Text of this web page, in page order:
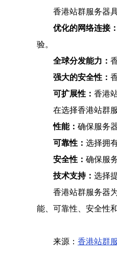
香港站群服务器
优化的网络连接：
验。
全球分发能力：
强大的安全性：
可扩展性： 香港
在选择香港站群
性能： 确保服务
可靠性： 选择拥
安全性： 确保服
技术支持： 选择
香港站群服务器
能、可靠性、安全性
来源： 香港站群